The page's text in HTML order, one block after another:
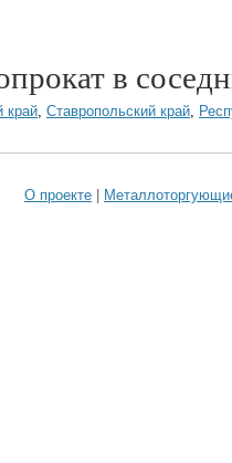
в
край, Ставропольский край,
О проекте